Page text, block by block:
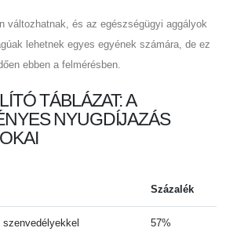
változhatnak, és az egészségügyi aggályok
lehetnek egyes egyének számára, de ez
ebben a felmérésben.
TÁBLÁZAT: A
NYUGDÍJAZÁS
Százalék
57%